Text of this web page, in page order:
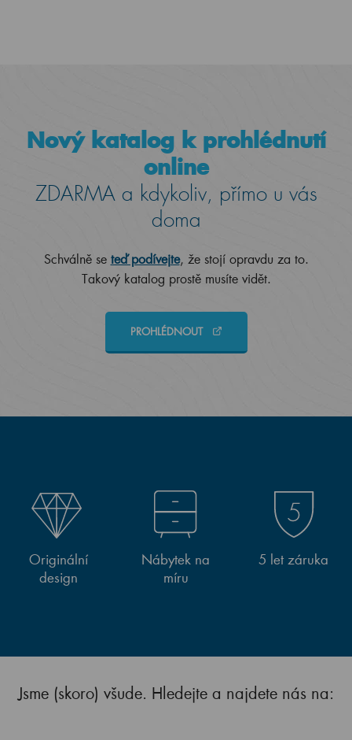
Nový katalog k prohlédnutí
online
ZDARMA a kdykoliv, přímo u vás
doma
Schválně se teď podívejte, že stojí opravdu za to.
Takový katalog prostě musíte vidět.
PROHLÉDNOUT
Originální
design
Nábytek na
míru
5 let záruka
Jsme (skoro) všude. Hledejte a najdete nás na: